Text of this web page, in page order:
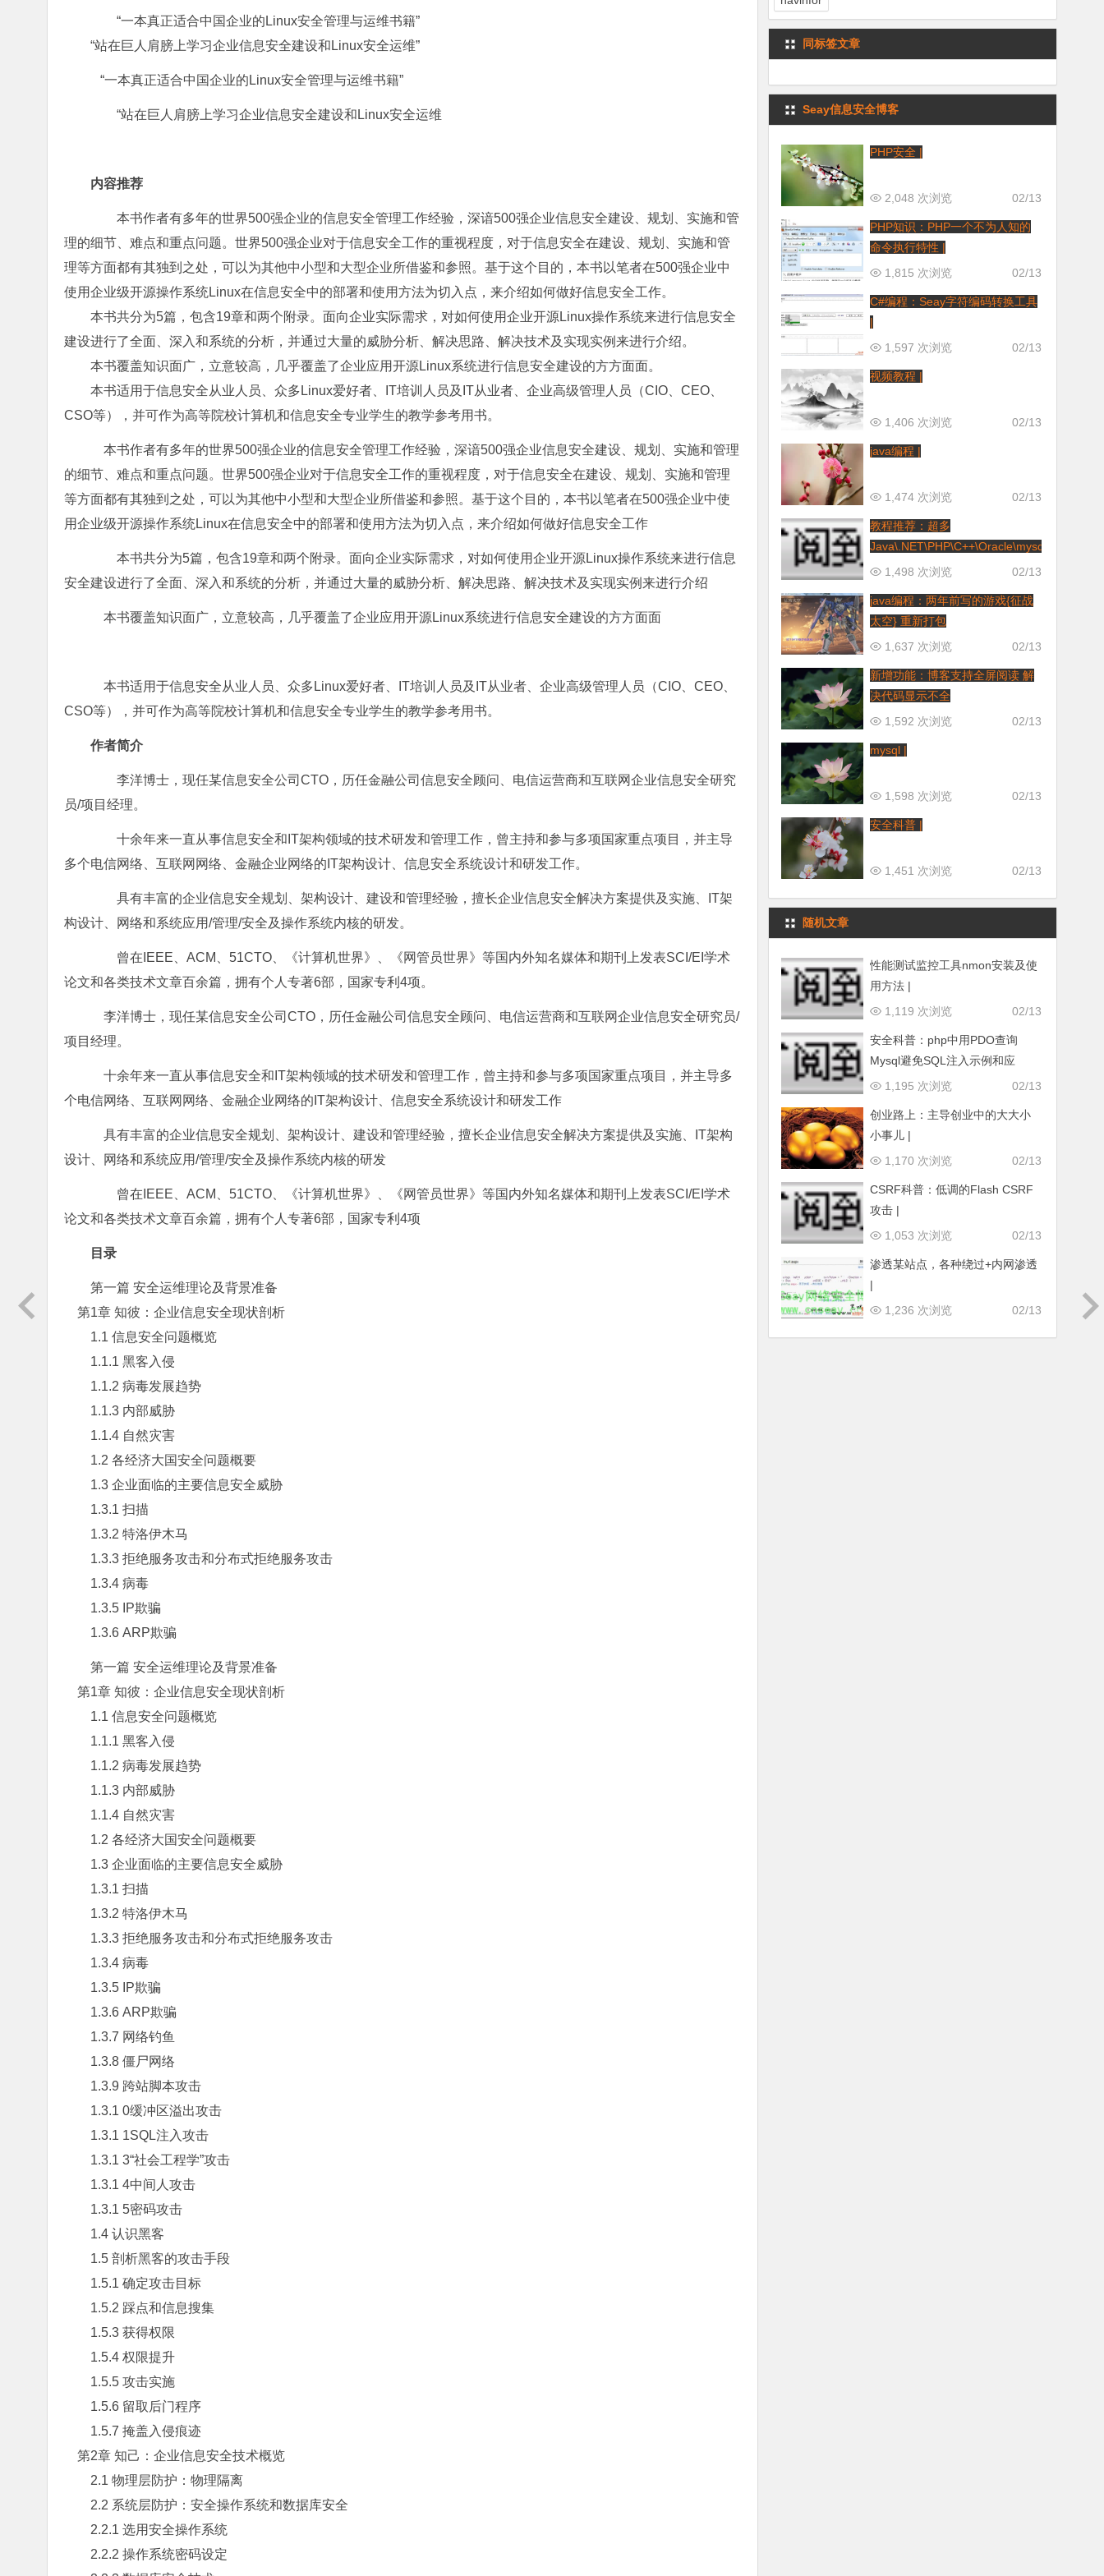
“一本真正适合中国企业的Linux安全管理与运维书籍”
“站在巨人肩膀上学习企业信息安全建设和Linux安全运维”
“一本真正适合中国企业的Linux安全管理与运维书籍”
“站在巨人肩膀上学习企业信息安全建设和Linux安全运维
内容推荐
本书作者有多年的世界500强企业的信息安全管理工作经验，深谙500强企业信息安全建设、规划、实施和管
理的细节、难点和重点问题。世界500强企业对于信息安全工作的重视程度，对于信息安全在建设、规划、实施和管
理等方面都有其独到之处，可以为其他中小型和大型企业所借鉴和参照。基于这个目的，本书以笔者在500强企业中
使用企业级开源操作系统Linux在信息安全中的部署和使用方法为切入点，来介绍如何做好信息安全工作。
本书共分为5篇，包含19章和两个附录。面向企业实际需求，对如何使用企业开源Linux操作系统来进行信息安全
建设进行了全面、深入和系统的分析，并通过大量的威胁分析、解决思路、解决技术及实现实例来进行介绍。
本书覆盖知识面广，立意较高，几乎覆盖了企业应用开源Linux系统进行信息安全建设的方方面面。
本书适用于信息安全从业人员、众多Linux爱好者、IT培训人员及IT从业者、企业高级管理人员（CIO、CEO、
CSO等），并可作为高等院校计算机和信息安全专业学生的教学参考用书。
本书作者有多年的世界500强企业的信息安全管理工作经验，深谙500强企业信息安全建设、规划、实施和管理
的细节、难点和重点问题。世界500强企业对于信息安全工作的重视程度，对于信息安全在建设、规划、实施和管理
等方面都有其独到之处，可以为其他中小型和大型企业所借鉴和参照。基于这个目的，本书以笔者在500强企业中使
用企业级开源操作系统Linux在信息安全中的部署和使用方法为切入点，来介绍如何做好信息安全工作
本书共分为5篇，包含19章和两个附录。面向企业实际需求，对如何使用企业开源Linux操作系统来进行信息
安全建设进行了全面、深入和系统的分析，并通过大量的威胁分析、解决思路、解决技术及实现实例来进行介绍
本书覆盖知识面广，立意较高，几乎覆盖了企业应用开源Linux系统进行信息安全建设的方方面面
本书适用于信息安全从业人员、众多Linux爱好者、IT培训人员及IT从业者、企业高级管理人员（CIO、CEO、
CSO等），并可作为高等院校计算机和信息安全专业学生的教学参考用书。
作者简介
李洋博士，现任某信息安全公司CTO，历任金融公司信息安全顾问、电信运营商和互联网企业信息安全研究
员/项目经理。
十余年来一直从事信息安全和IT架构领域的技术研发和管理工作，曾主持和参与多项国家重点项目，并主导
多个电信网络、互联网网络、金融企业网络的IT架构设计、信息安全系统设计和研发工作。
具有丰富的企业信息安全规划、架构设计、建设和管理经验，擅长企业信息安全解决方案提供及实施、IT架
构设计、网络和系统应用/管理/安全及操作系统内核的研发。
曾在IEEE、ACM、51CTO、《计算机世界》、《网管员世界》等国内外知名媒体和期刊上发表SCI/EI学术
论文和各类技术文章百余篇，拥有个人专著6部，国家专利4项。
李洋博士，现任某信息安全公司CTO，历任金融公司信息安全顾问、电信运营商和互联网企业信息安全研究员/
项目经理。
十余年来一直从事信息安全和IT架构领域的技术研发和管理工作，曾主持和参与多项国家重点项目，并主导多
个电信网络、互联网网络、金融企业网络的IT架构设计、信息安全系统设计和研发工作
具有丰富的企业信息安全规划、架构设计、建设和管理经验，擅长企业信息安全解决方案提供及实施、IT架构
设计、网络和系统应用/管理/安全及操作系统内核的研发
曾在IEEE、ACM、51CTO、《计算机世界》、《网管员世界》等国内外知名媒体和期刊上发表SCI/EI学术
论文和各类技术文章百余篇，拥有个人专著6部，国家专利4项
目录
第一篇 安全运维理论及背景准备
第1章 知彼：企业信息安全现状剖析
1.1 信息安全问题概览
1.1.1 黑客入侵
1.1.2 病毒发展趋势
1.1.3 内部威胁
1.1.4 自然灾害
1.2 各经济大国安全问题概要
1.3 企业面临的主要信息安全威胁
1.3.1 扫描
1.3.2 特洛伊木马
1.3.3 拒绝服务攻击和分布式拒绝服务攻击
1.3.4 病毒
1.3.5 IP欺骗
1.3.6 ARP欺骗
第一篇 安全运维理论及背景准备
第1章 知彼：企业信息安全现状剖析
1.1 信息安全问题概览
1.1.1 黑客入侵
1.1.2 病毒发展趋势
1.1.3 内部威胁
1.1.4 自然灾害
1.2 各经济大国安全问题概要
1.3 企业面临的主要信息安全威胁
1.3.1 扫描
1.3.2 特洛伊木马
1.3.3 拒绝服务攻击和分布式拒绝服务攻击
1.3.4 病毒
1.3.5 IP欺骗
1.3.6 ARP欺骗
1.3.7 网络钓鱼
1.3.8 僵尸网络
1.3.9 跨站脚本攻击
1.3.1 0缓冲区溢出攻击
1.3.1 1SQL注入攻击
1.3.1 3“社会工程学”攻击
1.3.1 4中间人攻击
1.3.1 5密码攻击
1.4 认识黑客
1.5 剖析黑客的攻击手段
1.5.1 确定攻击目标
1.5.2 踩点和信息搜集
1.5.3 获得权限
1.5.4 权限提升
1.5.5 攻击实施
1.5.6 留取后门程序
1.5.7 掩盖入侵痕迹
第2章 知己：企业信息安全技术概览
2.1 物理层防护：物理隔离
2.2 系统层防护：安全操作系统和数据库安全
2.2.1 选用安全操作系统
2.2.2 操作系统密码设定
同标签文章
Seay信息安全博客
PHP安全 |
02/13
2,048 次浏览
PHP知识：PHP一个不为人知的
命令执行特性 |
02/13
1,815 次浏览
C#编程：Seay字符编码转换工具
|
02/13
1,597 次浏览
视频教程 |
02/13
1,406 次浏览
java编程 |
02/13
1,474 次浏览
教程推荐：超多
Java\.NET\PHP\C++\Oracle\mysql
等等视
02/13
1,498 次浏览
java编程：两年前写的游戏{征战
太空} 重新打包
02/13
1,637 次浏览
新增功能：博客支持全屏阅读 解
决代码显示不全
02/13
1,592 次浏览
mysql |
02/13
1,598 次浏览
安全科普 |
02/13
1,451 次浏览
随机文章
性能测试监控工具nmon安装及使
用方法 |
02/13
1,119 次浏览
安全科普：php中用PDO查询
Mysql避免SQL注入示例和应
02/13
1,195 次浏览
创业路上：主导创业中的大大小
小事儿 |
02/13
1,170 次浏览
CSRF科普：低调的Flash CSRF
攻击 |
02/13
1,053 次浏览
渗透某站点，各种绕过+内网渗透
|
02/13
1,236 次浏览